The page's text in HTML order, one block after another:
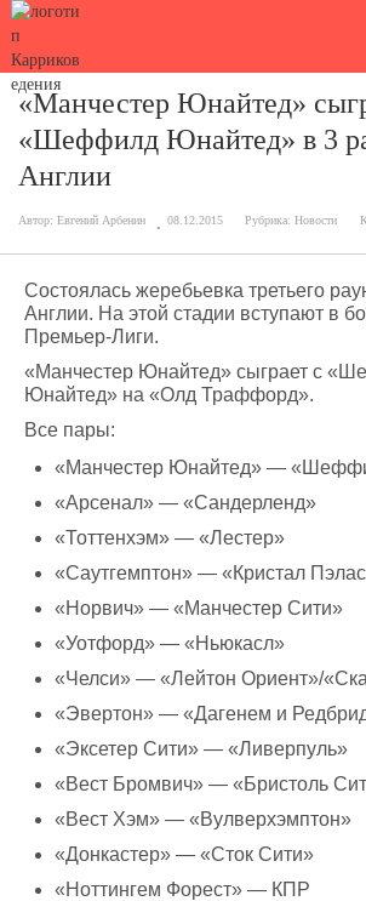
«Манчестер Юнайтед»
«Шеффилд Юнайтед» в 3
Англии
Автор: Евгений Арбенин 08.12.2015 Рубрика: Новости
Состоялась жеребьевка третьего
Англии. На этой стадии вступают в
Премьер-Лиги.
«Манчестер Юнайтед» сыграет с
Юнайтед» на «Олд Траффорд».
Все пары:
«Манчестер Юнайтед» —
«Арсенал» — «Сандерленд»
«Тоттенхэм» — «Лестер»
«Саутгемптон» — «Кристал
«Норвич» — «Манчестер Сити»
«Уотфорд» — «Ньюкасл»
«Челси» — «Лейтон Ориент»/
«Эвертон» — «Дагенем и
«Эксетер Сити» — «Ливерпуль»
«Вест Бромвич» — «Бристоль
«Вест Хэм» — «Вулверхэмптон»
«Донкастер» — «Сток Сити»
«Ноттингем Форест» — КПР